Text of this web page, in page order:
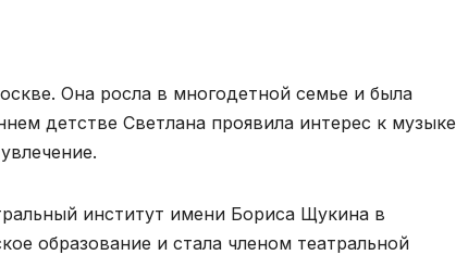
Она росла в многодетной семье и была
детстве Светлана проявила интерес к музыке
институт имени Бориса Щукина в
образование и стала членом театральной